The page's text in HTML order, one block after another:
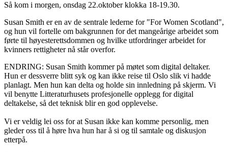
Så kom i morgen, onsdag 22.oktober klokka 18-19.30.
Susan Smith er en av de sentrale lederne for "For Women Scotland",
og hun vil fortelle om bakgrunnen for det mangeårige arbeidet som
førte til høyesterettsdommen og hvilke utfordringer arbeidet for
kvinners rettigheter nå står overfor.
ENDRING: Susan Smith kommer på møtet som digital deltaker.
Hun er dessverre blitt syk og kan ikke reise til Oslo slik vi hadde
planlagt. Men hun kan delta og holde sin innledning på skjerm. Vi
vil benytte Litteraturhusets profesjonelle opplegg for digital
deltakelse, så det teknisk blir en god opplevelse.
Vi er veldig lei oss for at Susan ikke kan komme personlig, men
gleder oss til å høre hva hun har å si og til samtale og diskusjon
etterpå.